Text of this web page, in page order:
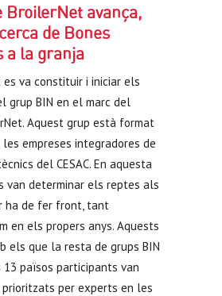
BroilerNet avança,
de Bones
a la granja
va constituir i iniciar els
grup BIN en el marc del
Aquest grup està format
empreses integradores de
del CESAC. En aquesta
van determinar els reptes als
ha de fer front, tant
en els propers anys. Aquests
els que la resta de grups BIN
països participants van
prioritzats per experts en les